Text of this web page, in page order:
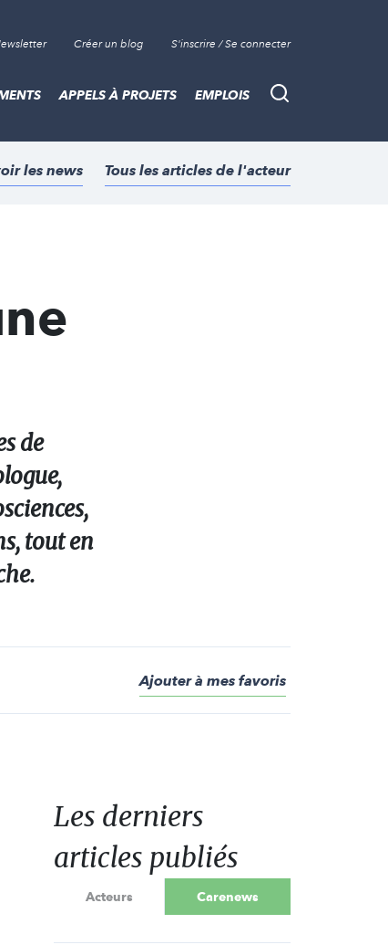
Créer un blog S'inscrire / Se connecter
Recherche
APPELS À PROJETS EMPLOIS
les news Tous les articles de l'acteur
de
tout en
Ajouter à mes favoris
Les derniers
articles publiés
Acteurs Carenews